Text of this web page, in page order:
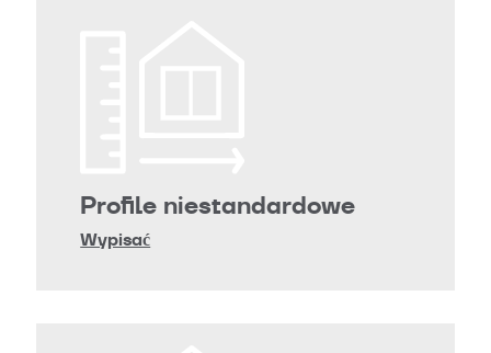
Profile niestandardowe
Wypisać